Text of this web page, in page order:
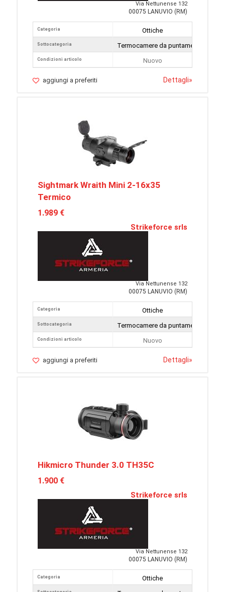
Via Nettunense 132
00075 LANUVIO (RM)
Categoria
Sottocategoria
Condizioni articolo
Ottiche
Termocamere da puntamento
Nuovo
aggiungi a preferiti Dettagli»
Sightmark Wraith Mini 2-16x35
Termico
1.989 €
Strikeforce srls
Via Nettunense 132
00075 LANUVIO (RM)
Categoria
Sottocategoria
Condizioni articolo
Ottiche
Termocamere da puntamento
Nuovo
aggiungi a preferiti Dettagli»
Hikmicro Thunder 3.0 TH35C
1.900 €
Strikeforce srls
Via Nettunense 132
00075 LANUVIO (RM)
Categoria
Ottiche